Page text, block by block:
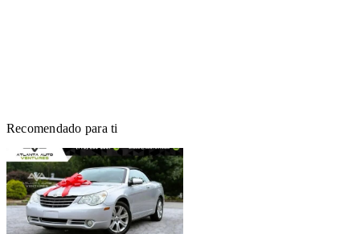
Recomendado para ti